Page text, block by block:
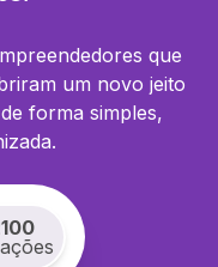
que
um novo jeito
forma simples,